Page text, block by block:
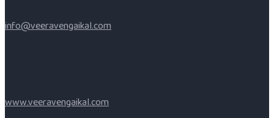
info@veeravengaikal.com
www.veeravengaikal.com